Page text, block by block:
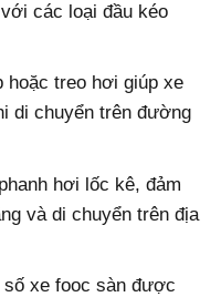
các loại đầu kéo
hoặc treo hơi giúp xe
di chuyển trên đường
hơi lốc kê, đảm
và di chuyển trên địa
số xe fooc sàn được